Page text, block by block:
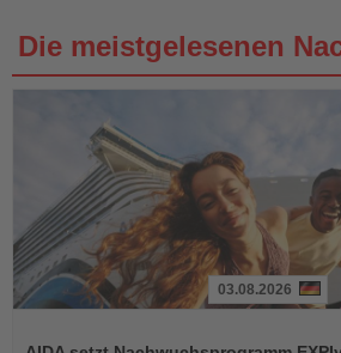
Die meistgelesenen
03.08.2026